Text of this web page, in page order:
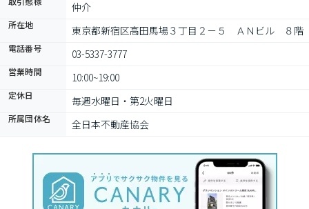
仲介
所在地 東京都新宿区高田馬場３丁目２－５　ＡＮビル　８階
電話番号 03-5337-3777
営業時間 10:00~19:00
定休日 毎週水曜日・第2火曜日
所属団体名 全日本不動産協会